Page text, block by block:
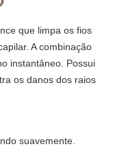
que limpa os fios
A combinação
instantâneo. Possui
os danos dos raios
suavemente.